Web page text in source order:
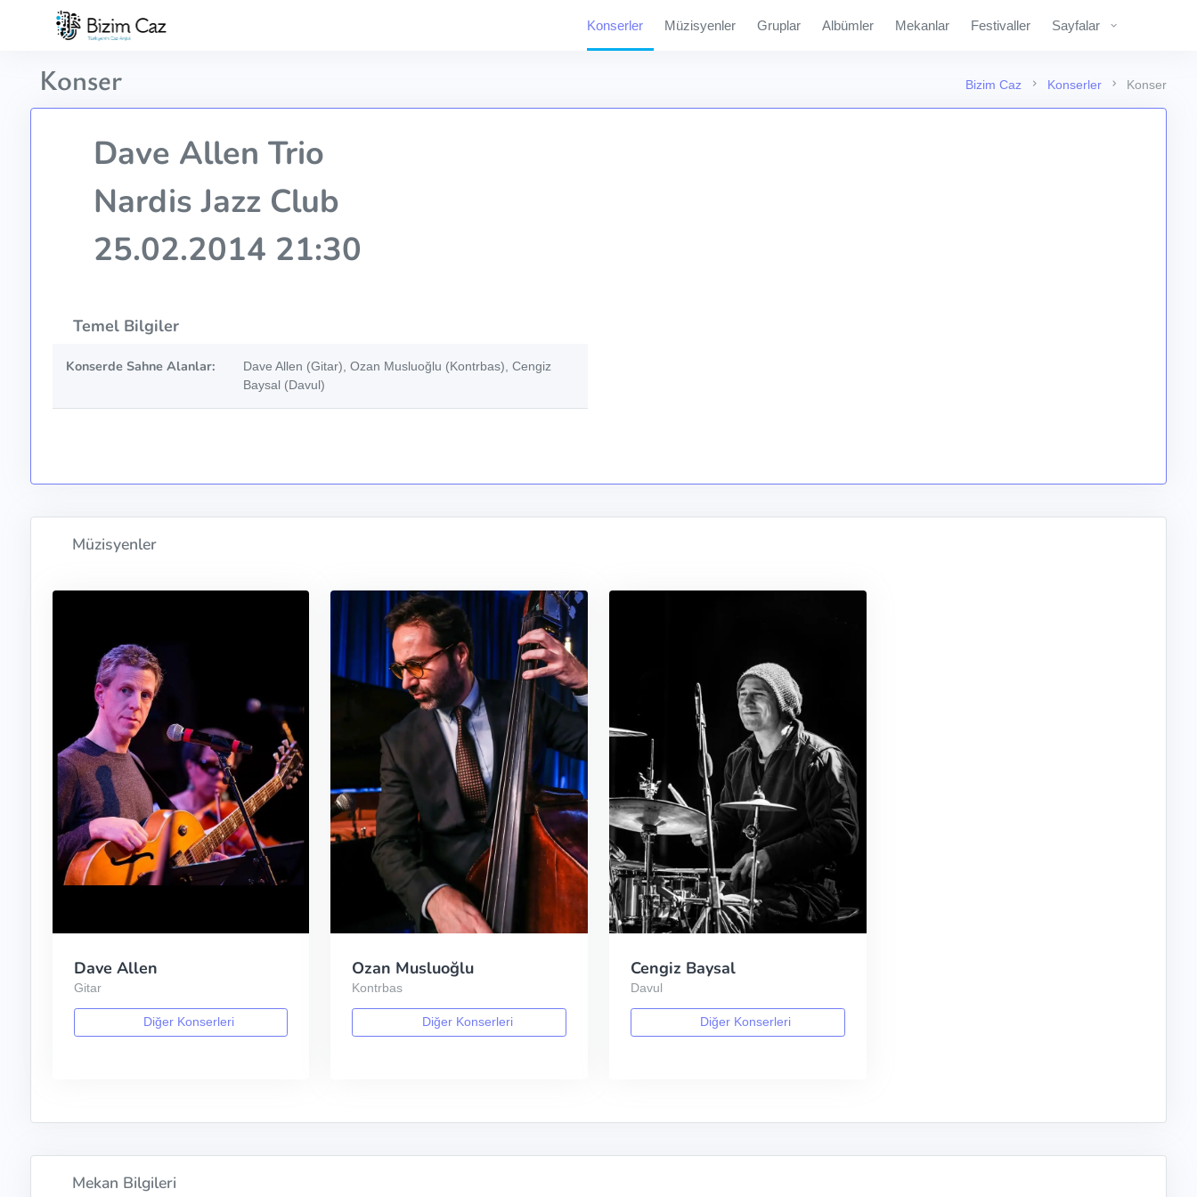
Konserler Müzisyenler Gruplar Albümler Mekanlar Festivaller Sayfalar
Bizim Caz Konserler Konser
Konser
Dave Allen Trio
Nardis Jazz Club
25.02.2014 21:30
Temel Bilgiler
Konserde Sahne Alanlar:
Dave Allen (Gitar), Ozan Musluoğlu (Kontrbas), Cengiz
Baysal (Davul)
Müzisyenler
Dave Allen
Gitar
Diğer Konserleri
Ozan Musluoğlu
Kontrbas
Diğer Konserleri
Cengiz Baysal
Davul
Diğer Konserleri
Mekan Bilgileri